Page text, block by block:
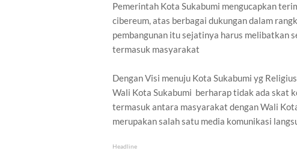
Pemerintah Kota Sukabumi mengucapkan
cibereum, atas berbagai dukungan dalam
pembangunan itu sejatinya harus melibatkan
termasuk masyarakat
Dengan Visi menuju Kota Sukabumi yg
Wali Kota Sukabumi berharap tidak ada skat
termasuk antara masyarakat dengan Wali
merupakan salah satu media komunikasi
Headline